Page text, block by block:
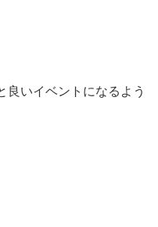
良いイベントになるよう